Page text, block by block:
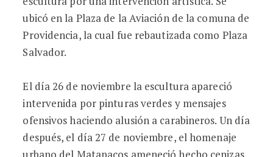
ubicó en la Plaza de la Aviación de la comuna de
Providencia, la cual fue rebautizada como Plaza
Salvador.
El día 26 de noviembre la escultura apareció
intervenida por pinturas verdes y mensajes
ofensivos haciendo alusión a carabineros. Un día
después, el día 27 de noviembre, el homenaje